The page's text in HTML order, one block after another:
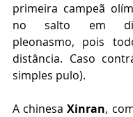
primeira campeã
no salto em
pleonasmo, pois
distância. Caso
simples pulo).
A chinesa Xinran,